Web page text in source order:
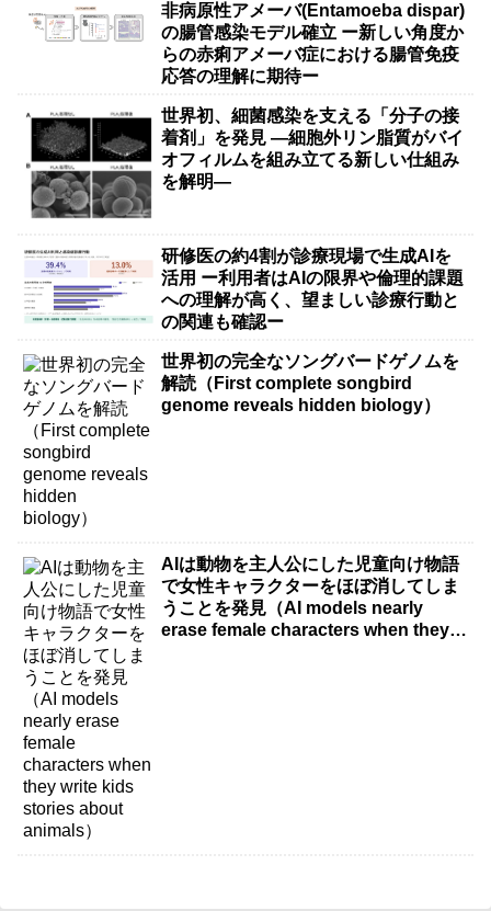
非病原性アメーバ(Entamoeba dispar)
の腸管感染モデル確立 ー新しい角度か
らの赤痢アメーバ症における腸管免疫
応答の理解に期待ー
世界初、細菌感染を支える「分子の接
着剤」を発見 ―細胞外リン脂質がバイ
オフィルムを組み立てる新しい仕組み
を解明―
研修医の約4割が診療現場で生成AIを
活用 ー利用者はAIの限界や倫理的課題
への理解が高く、望ましい診療行動と
の関連も確認ー
世界初の完全なソングバードゲノムを
解読（First complete songbird
genome reveals hidden biology）
AIは動物を主人公にした児童向け物語
で女性キャラクターをほぼ消してしま
うことを発見（AI models nearly
erase female characters when they